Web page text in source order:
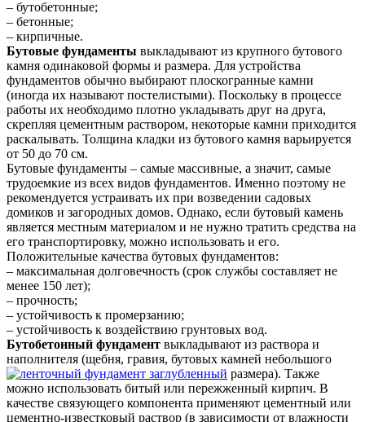
– бутобетонные;
– бетонные;
– кирпичные.
Бутовые фундаменты выкладывают из крупного бутового
камня одинаковой формы и размера. Для устройства
фундаментов обычно выбирают плоскогранные камни
(иногда их называют постелистыми). Поскольку в процессе
работы их необходимо плотно укладывать друг на друга,
скрепляя цементным раствором, некоторые камни приходится
раскалывать. Толщина кладки из бутового камня варьируется
от 50 до 70 см.
Бутовые фундаменты – самые массивные, а значит, самые
трудоемкие из всех видов фундаментов. Именно поэтому не
рекомендуется устраивать их при возведении садовых
домиков и загородных домов. Однако, если бутовый камень
является местным материалом и не нужно тратить средства на
его транспортировку, можно использовать и его.
Положительные качества бутовых фундаментов:
– максимальная долговечность (срок службы составляет не
менее 150 лет);
– прочность;
– устойчивость к промерзанию;
– устойчивость к воздействию грунтовых вод.
Бутобетонный фундамент выкладывают из раствора и
наполнителя (щебня, гравия, бутовых камней небольшого
размера). Также
можно использовать битый или пережженный кирпич. В
качестве связующего компонента применяют цементный или
цементно-известковый раствор (в зависимости от влажности